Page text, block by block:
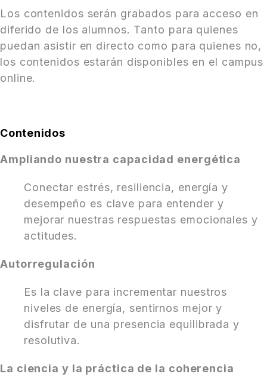
Los contenidos serán grabados para acceso en
diferido de los alumnos. Tanto para quienes
puedan asistir en directo como para quienes no,
los contenidos estarán disponibles en el campus
online.
Contenidos
Ampliando nuestra capacidad energética
Conectar estrés, resiliencia, energía y
desempeño es clave para entender y
mejorar nuestras respuestas emocionales y
actitudes.
Autorregulación
Es la clave para incrementar nuestros
niveles de energía, sentirnos mejor y
disfrutar de una presencia equilibrada y
resolutiva.
La ciencia y la práctica de la coherencia